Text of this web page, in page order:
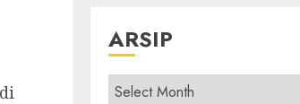
ARSIP
Arsip